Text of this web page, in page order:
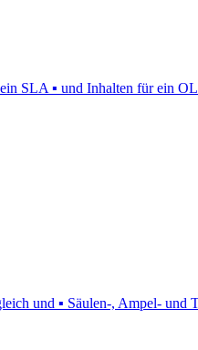
SLA ▪ und Inhalten für ein
und ▪ Säulen-, Ampel- und